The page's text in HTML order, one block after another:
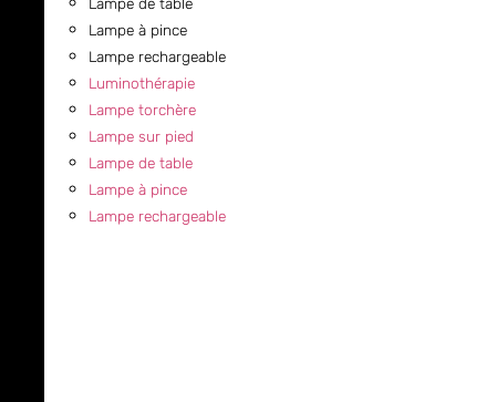
Lampe à pince
Lampe rechargeable
Luminothérapie
Lampe torchère
Lampe sur pied
Lampe de table
Lampe à pince
Lampe rechargeable